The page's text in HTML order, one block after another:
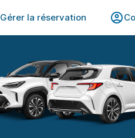
Gérer la réservation